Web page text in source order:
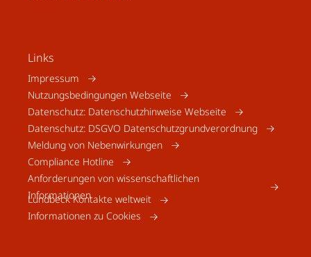
Links
Impressum
Nutzungsbedingungen Webseite
Datenschutz: Datenschutzhinweise Webseite
Datenschutz: DSGVO Datenschutzgrundverordnung
Meldung von Nebenwirkungen
Compliance Hotline
Anforderungen von wissenschaftlichen
Informationen
Lundbeck Kontakte weltweit
Informationen zu Cookies